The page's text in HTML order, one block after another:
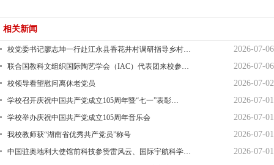
相关新闻
2026-07-06
校党委书记廖志坤一行赴江永县香花井村调研指导乡村…
2026-07-06
联合国教科文组织国际陶艺学会（IAC）代表团来校参…
2026-07-02
校领导看望慰问离休老党员
2026-07-01
学校召开庆祝中国共产党成立105周年暨“七一”表彰…
2026-07-01
学校举办庆祝中国共产党成立105周年音乐会
2026-07-01
我校教师获“湖南省优秀共产党员”称号
2026-07-01
中国驻奥地利大使馆前科技参赞雷风云、国际宇航科学…